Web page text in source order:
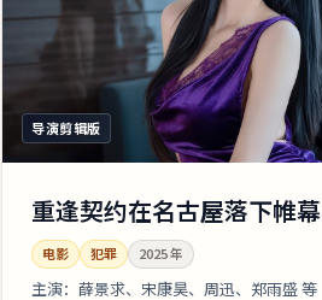
导演剪辑版
重逢契约在名古屋落下帷幕
电影 犯罪 2025年
主演： 薛景求、宋康昊、周迅、郑雨盛 等